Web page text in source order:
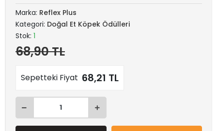
Marka: Reflex Plus
Kategori: Doğal Et Köpek Ödülleri
Stok: 1
68,90 TL
Sepetteki Fiyat 68,21 TL